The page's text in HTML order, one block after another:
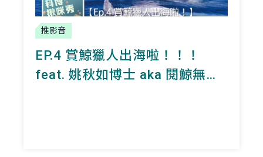
推影音
EP.4 賞鯨獵人出海啦！！！
feat. 姚秋如博士 aka 閱鯨無數